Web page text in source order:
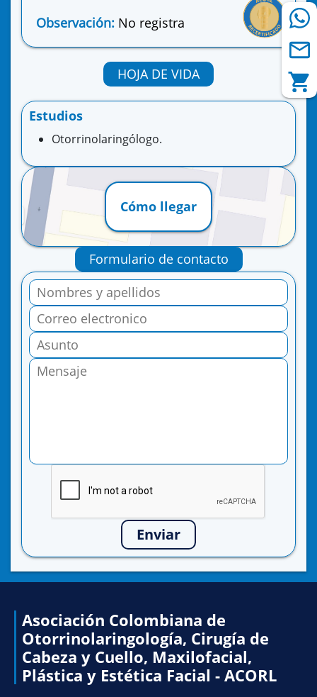
Observación: No registra
HOJA DE VIDA
Estudios
Otorrinolaringólogo.
Cómo llegar
Formulario de contacto
Enviar
Asociación Colombiana de
Otorrinolaringología, Cirugía de
Cabeza y Cuello, Maxilofacial,
Plástica y Estética Facial - ACORL